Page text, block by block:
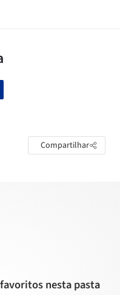
Compartilhar
nesta pasta